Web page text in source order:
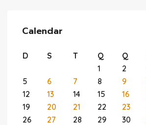
Calendar
D S T Q Q
1
2
5
6 7 8 9
12
13 14 15 16
19
20 21 22 23
26
27 28 29 30